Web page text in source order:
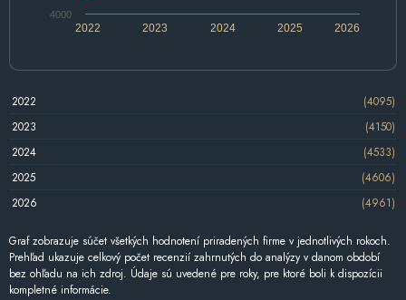
2025
2022 2023 2024 2026
4000
2022
(4095)
2023
(4150)
2024
(4533)
2025
(4606)
2026
(4961)
Graf zobrazuje súčet všetkých hodnotení priradených firme v jednotlivých rokoch.
Prehľad ukazuje celkový počet recenzií zahrnutých do analýzy v danom období
bez ohľadu na ich zdroj. Údaje sú uvedené pre roky, pre ktoré boli k dispozícii
kompletné informácie.